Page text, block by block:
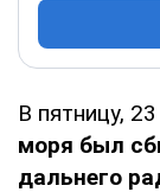
В пятницу,
моря был
дальнего